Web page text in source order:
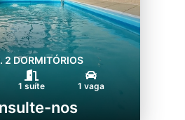
2 DORMITÓRIOS
1 suíte 1 vaga
nos